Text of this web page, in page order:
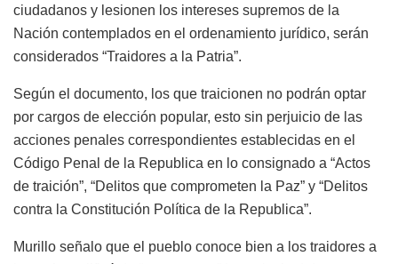
ciudadanos y lesionen los intereses supremos de la
Nación contemplados en el ordenamiento jurídico, serán
considerados “Traidores a la Patria”.
Según el documento, los que traicionen no podrán optar
por cargos de elección popular, esto sin perjuicio de las
acciones penales correspondientes establecidas en el
Código Penal de la Republica en lo consignado a “Actos
de traición”, “Delitos que comprometen la Paz” y “Delitos
contra la Constitución Política de la Republica”.
Murillo señalo que el pueblo conoce bien a los traidores a